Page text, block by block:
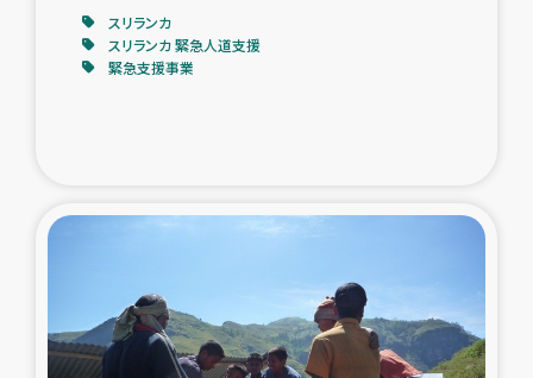
海外ルーツの市民との共生
復興応援隊の活動
仮設住宅生活支援・農業復興支援
漁業復興支援
スリランカ
スリランカ 緊急人道支援
緊急支援事業